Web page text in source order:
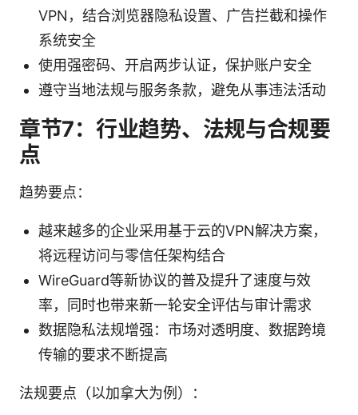
VPN，结合浏览器隐私设置、广告拦截和操作
系统安全
使用强密码、开启两步认证，保护账户安全
遵守当地法规与服务条款，避免从事违法活动
章节7：行业趋势、法规与合规要
点
趋势要点：
越来越多的企业采用基于云的VPN解决方案，
将远程访问与零信任架构结合
WireGuard等新协议的普及提升了速度与效
率，同时也带来新一轮安全评估与审计需求
数据隐私法规增强：市场对透明度、数据跨境
传输的要求不断提高
法规要点（以加拿大为例）：